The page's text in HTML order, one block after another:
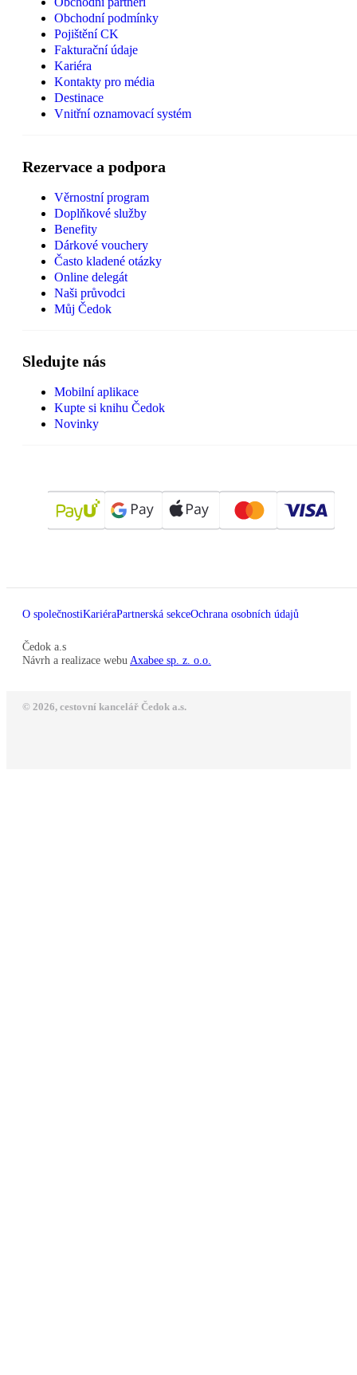
Obchodní podmínky
Pojištění CK
Fakturační údaje
Kariéra
Kontakty pro média
Destinace
Vnitřní oznamovací systém
Rezervace a podpora
Věrnostní program
Doplňkové služby
Benefity
Dárkové vouchery
Často kladené otázky
Online delegát
Naši průvodci
Můj Čedok
Sledujte nás
Mobilní aplikace
Kupte si knihu Čedok
Novinky
O společnostiKariéraPartnerská sekceOchrana osobních údajů
Čedok a.s
Návrh a realizace webu Axabee sp. z. o.o.
© 2026, cestovní kancelář Čedok a.s.